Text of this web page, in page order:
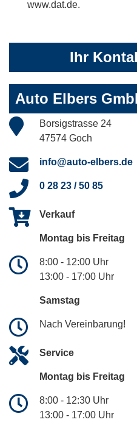
www.dat.de.
Ihr
Auto Elbers
Borsigstrasse 24
47574 Goch
info@auto-elbers.de
0 28 23 / 50 85
Verkauf
Montag bis Freitag
8:00 - 12:00 Uhr
13:00 - 17:00 Uhr
Samstag
Nach Vereinbarung!
Service
Montag bis Freitag
8:00 - 12:30 Uhr
13:00 - 17:00 Uhr